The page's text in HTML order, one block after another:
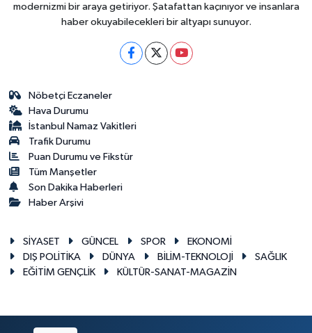
modernizmi bir araya getiriyor. Şatafattan kaçınıyor ve insanlara
haber okuyabilecekleri bir altyapı sunuyor.
Nöbetçi Eczaneler
Hava Durumu
İstanbul Namaz Vakitleri
Trafik Durumu
Puan Durumu ve Fikstür
Tüm Manşetler
Son Dakika Haberleri
Haber Arşivi
SİYASET GÜNCEL SPOR
EKONOMİ
DIŞ POLİTİKA
DÜNYA BİLİM-TEKNOLOJİ
SAĞLIK
EĞİTİM GENÇLİK
KÜLTÜR-SANAT-MAGAZİN